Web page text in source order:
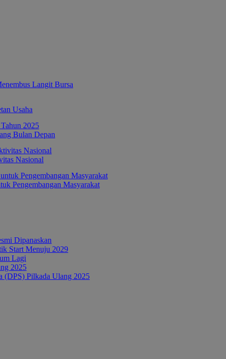
Langit Bursa
Usaha
Bulan Depan
Nasional
Pengembangan Masyarakat
Dipanaskan
Start Menuju 2029
Lagi
2025
(DPS) Pilkada Ulang 2025